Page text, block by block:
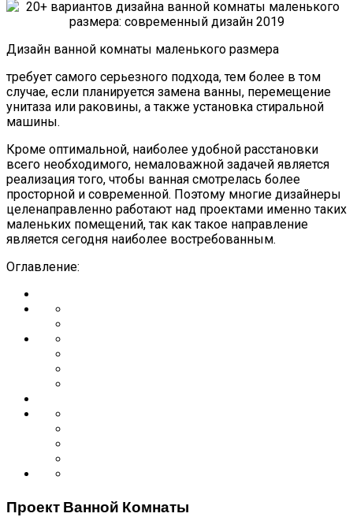
Дизайн ванной комнаты маленького размера
требует самого серьезного подхода, тем более в том
случае, если планируется замена ванны, перемещение
унитаза или раковины, а также установка стиральной
машины.
Кроме оптимальной, наиболее удобной расстановки
всего необходимого, немаловажной задачей является
реализация того, чтобы ванная смотрелась более
просторной и современной. Поэтому многие дизайнеры
целенаправленно работают над проектами именно таких
маленьких помещений, так как такое направление
является сегодня наиболее востребованным.
Оглавление:
Проект Ванной Комнаты